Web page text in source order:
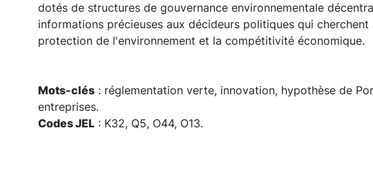
dotés de structures de gouvernance environnementale
informations précieuses aux décideurs politiques qui
protection de l'environnement et la compétitivité économique.
Mots-clés : réglementation verte, innovation, hypothèse de
entreprises.
Codes JEL : K32, Q5, O44, O13.